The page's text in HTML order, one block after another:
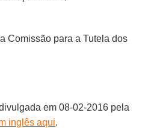
Comissão para a Tutela dos
em 08-02-2016 pela
inglês aqui.